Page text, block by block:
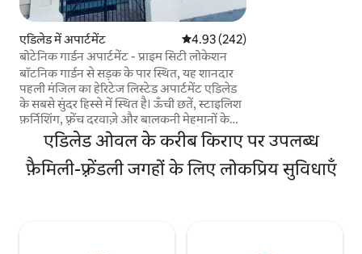
एडिलेड में अपार्टमेंट औसत रेटिंग 5 में से 4.93, 242 समीक्षाएँ
4.93 (242)
बोटेनिक गार्डन अपार्टमेंट - प्राइम सिटी लोकेशन
बॉटनिक गार्डन से सड़क के पार स्थित, यह शानदार
पहली मंजिल का हेरिटेज लिस्टेड अपार्टमेंट एडिलेड
के सबसे सुंदर हिस्से में स्थित है। ऊँची छतें, स्टाइलिश
फ़र्निशिंग, फ़्रेंच दरवाज़े और बालकनी मेहमानों के
लिए एक ऐसी परफ़ेक्ट जगह तैयार करते हैं, जहाँ वे
लग्ज़री के साथ आराम फ़रमा सकते हैं। एडिलेड के
टॉप रेस्टोरेंट Golden Boy और Africola आपके
दरवाज़े पर। नॉर्थ टीसीई से एडिलेड ओवल, आर्ट
एडिलेड ओवल के करीब किराए पर उपलब्ध
फ़ैमिली-फ़्रेंडली जगहों के लिए लोकप्रिय सुविधाएँ